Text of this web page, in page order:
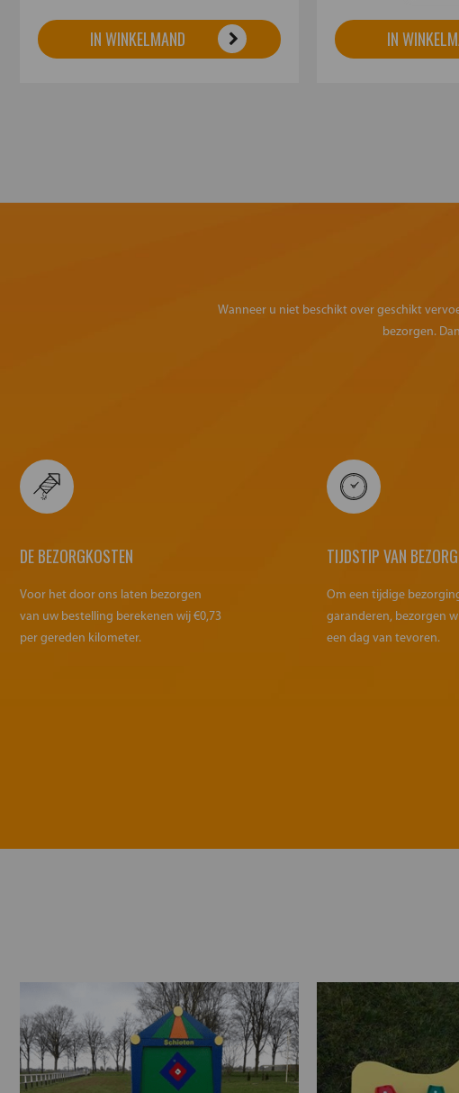
IN WINKELMAND IN
Wanneer u niet beschikt over geschikt
bezorgen.
DE BEZORGKOSTEN
Voor het door ons laten bezorgen
van uw bestelling berekenen wij €0,73
per gereden kilometer.
TIJDSTIP VAN
Om een tijdige
garanderen, bezorgen
een dag van tevoren.